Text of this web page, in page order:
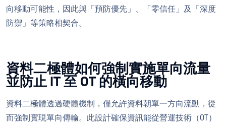
向移動可能性，因此與「預防優先」、「零信任」及「深度
防禦」等策略相契合。
資料二極體如何強制實施單向流量
並防止 IT 至 OT 的橫向移動
資料二極體透過硬體機制，僅允許資料朝單一方向流動，從
而強制實現單向傳輸。此設計確保資訊能從營運技術（OT）